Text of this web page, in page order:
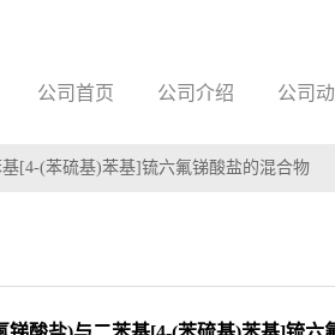
公司首页 公司介绍 公司
[4-(苯硫基)苯基]锍六氟锑酸盐的混合物